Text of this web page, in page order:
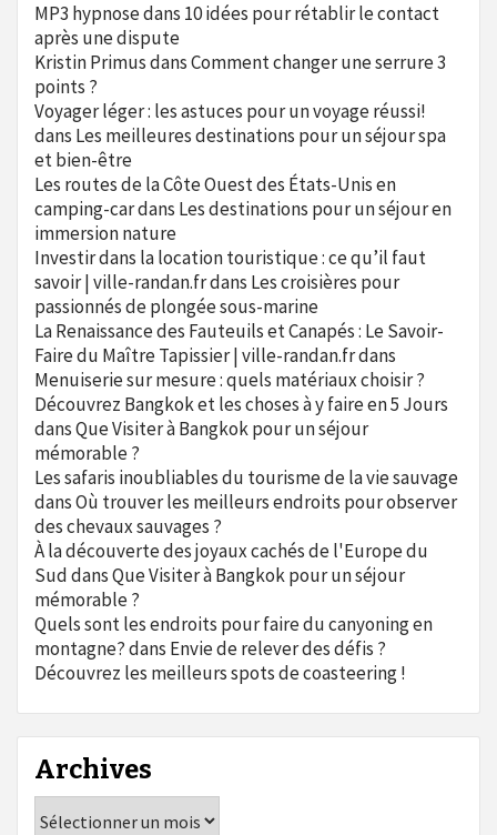
MP3 hypnosedans 10 idées pour rétablir le contact
après une dispute
Kristin PrimusdansComment changer une serrure 3
points ?
Voyager léger : les astuces pour un voyage réussi!
dans Les meilleures destinations pour un séjour spa
et bien-être
Les routes de la Côte Ouest des États-Unis en
camping-cardans Les destinations pour un séjour en
immersion nature
Investir dans la location touristique : ce qu’il faut
savoir | ville-randan.frdans Les croisières pour
passionnés de plongée sous-marine
La Renaissance des Fauteuils et Canapés : Le Savoir-
Faire du Maître Tapissier | ville-randan.frdans
Menuiserie sur mesure : quels matériaux choisir ?
Découvrez Bangkok et les choses à y faire en 5 Jours
dansQue Visiter à Bangkok pour un séjour
mémorable ?
Les safaris inoubliables du tourisme de la vie sauvage
dansOù trouver les meilleurs endroits pour observer
des chevaux sauvages ?
À la découverte des joyaux cachés de l'Europe du
SuddansQue Visiter à Bangkok pour un séjour
mémorable ?
Quels sont les endroits pour faire du canyoning en
montagne?dans Envie de relever des défis ?
Découvrez les meilleurs spots de coasteering !
Archives